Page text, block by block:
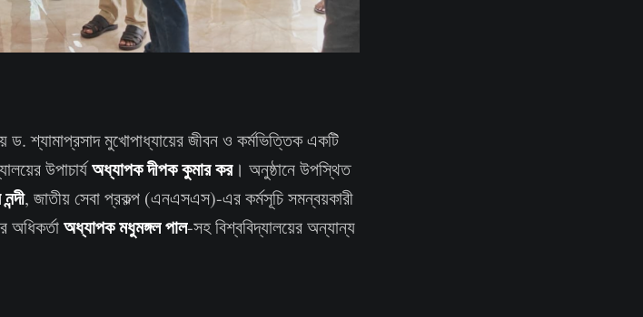
শ্যামাপ্রসাদ মুখোপাধ্যায়ের জীবন ও কর্মভিত্তিক একটি
উপাচার্যঅধ্যাপক দীপক কুমার কর। অনুষ্ঠানে উপস্থিত
, জাতীয় সেবা প্রকল্প (এনএসএস)-এর কর্মসূচি সমন্বয়কারী
অধ্যাপক মধুমঙ্গল পাল-সহ বিশ্ববিদ্যালয়ের অন্যান্য